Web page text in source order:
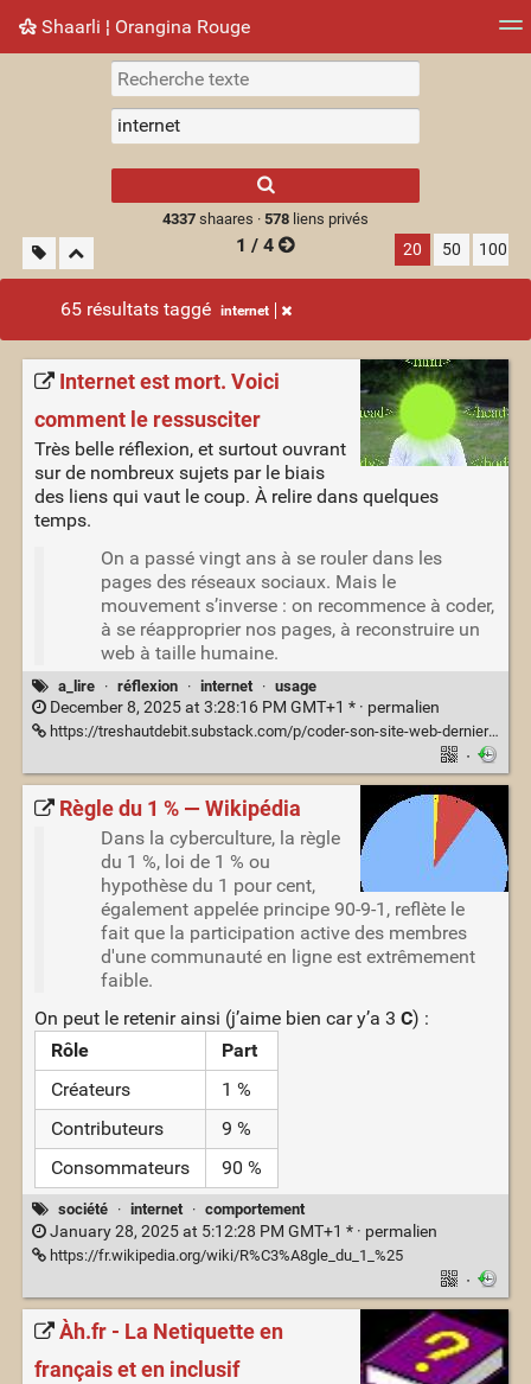
Shaarli ¦ Orangina Rouge
Nuage de tags Mur d'images
results.
4337shaares · 578liens privés
1 / 4 20 50 100
65 résultats taggé internet
Internet est mort. Voici
comment le ressusciter
Très belle réflexion, et surtout ouvrant
sur de nombreux sujets par le biais
des liens qui vaut le coup. À relire dans quelques
temps.
On a passé vingt ans à se rouler dans les
pages des réseaux sociaux. Mais le
mouvement s’inverse : on recommence à coder,
à se réapproprier nos pages, à reconstruire un
web à taille humaine.
a_lire · réflexion · internet · usage
December 8, 2025 at 3:28:16 PM GMT+1 * · permalien
https://treshautdebit.substack.com/p/coder-son-site-web-dernier-geste
·
Règle du 1 % — Wikipédia
Dans la cyberculture, la règle
du 1 %, loi de 1 % ou
hypothèse du 1 pour cent,
également appelée principe 90-9-1, reflète le
fait que la participation active des membres
d'une communauté en ligne est extrêmement
faible.
On peut le retenir ainsi (j’aime bien car y’a 3 C) :
Rôle
Part
Créateurs
1 %
Contributeurs
9 %
Consommateurs
90 %
société · internet · comportement
January 28, 2025 at 5:12:28 PM GMT+1 * · permalien
https://fr.wikipedia.org/wiki/R%C3%A8gle_du_1_%25
·
Àh.fr - La Netiquette en
français et en inclusif